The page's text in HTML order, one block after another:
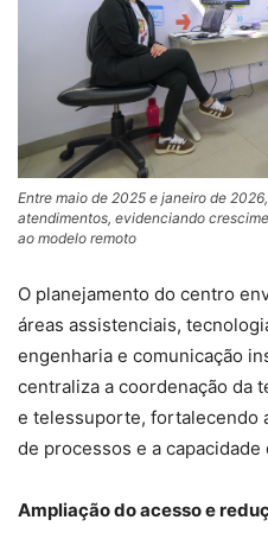
Entre maio de 2025 e janeiro de
atendimentos, evidenciando
ao modelo remoto
O planejamento do centro
áreas assistenciais,
engenharia e comunicação
centraliza a coordenação da
e telessuporte, fortalecendo
de processos e a
Ampliação do acesso e